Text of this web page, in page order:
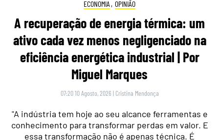
ECONOMIA , OPINIÃO
A recuperação de energia térmica: um
ativo cada vez menos negligenciado na
eficiência energética industrial | Por
Miguel Marques
07:20 10 Agosto, 2026 | Cristina Mendonça
"A indústria tem hoje ao seu alcance ferramentas e
conhecimento para transformar perdas em valor. E
essa transformação não é apenas técnica. É